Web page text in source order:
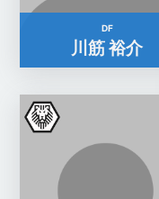
DF
川筋 裕介